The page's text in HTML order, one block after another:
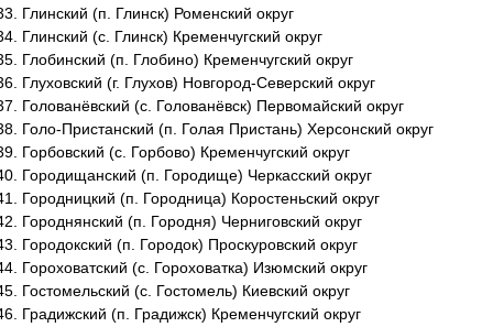
Глинский (п. Глинск) Роменский округ
Глинский (с. Глинск) Кременчугский округ
Глобинский (п. Глобино) Кременчугский округ
Глуховский (г. Глухов) Новгород-Северский округ
Голованёвский (с. Голованёвск) Первомайский округ
Голо-Пристанский (п. Голая Пристань) Херсонский округ
Горбовский (с. Горбово) Кременчугский округ
Городищанский (п. Городище) Черкасский округ
Городницкий (п. Городница) Коростеньский округ
Городнянский (п. Городня) Черниговский округ
Городокский (п. Городок) Проскуровский округ
Гороховатский (с. Гороховатка) Изюмский округ
Гостомельский (с. Гостомель) Киевский округ
Градижский (п. Градижск) Кременчугский округ